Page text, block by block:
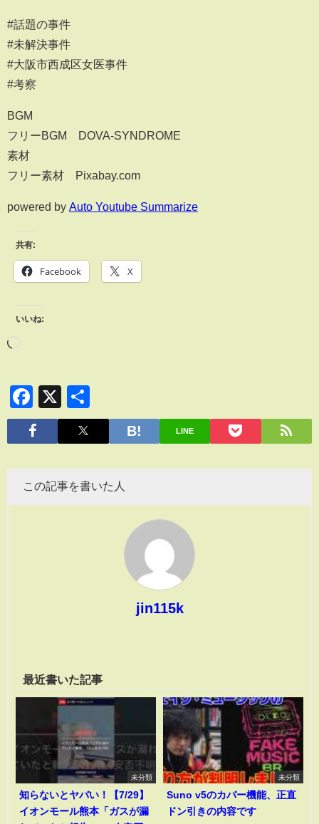
#話題の事件
#未解決事件
#大阪市西成区女医事件
#考察
BGM
フリーBGM DOVA-SYNDROME
素材
フリー素材 Pixabay.com
powered by Auto Youtube Summarize
共有:
Facebook X
いいね:
Facebook
X
有
LINE
この記事を書いた人
jin115k
最近書いた記事
未分類
知らないとヤバい！【7/29】
イオンモール熊本「ガスが漏
未分類
Suno v5のカバー機能、正直
ドン引きの内容です